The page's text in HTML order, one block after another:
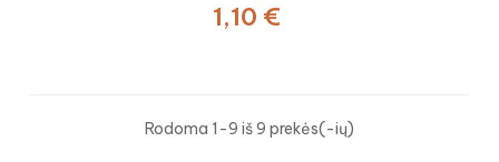
1,10 €
Rodoma 1-9 iš 9 prekės(-ių)